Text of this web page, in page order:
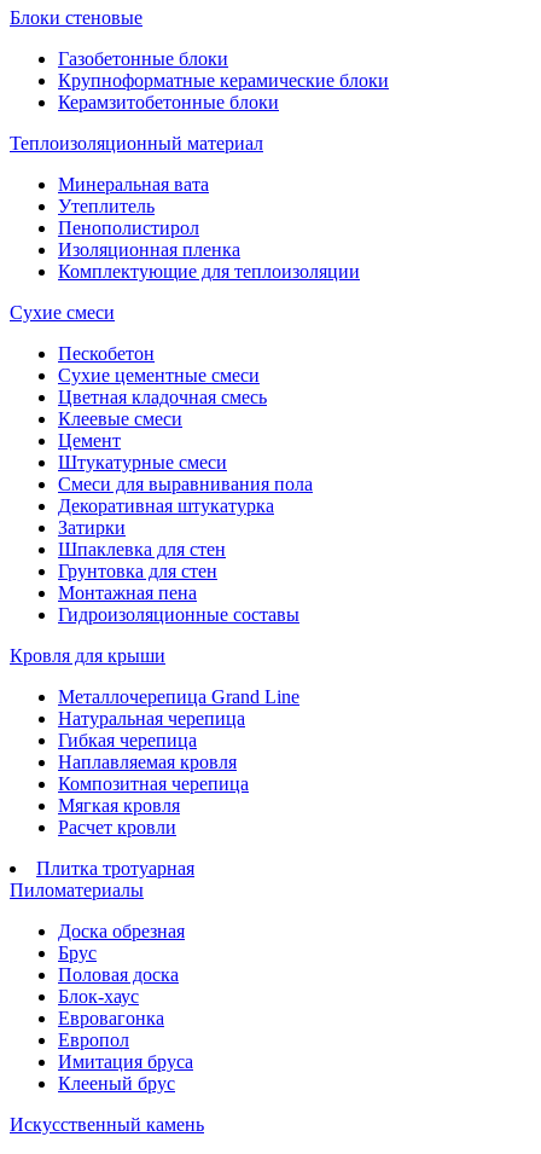
Блоки стеновые
Газобетонные блоки
Крупноформатные керамические блоки
Керамзитобетонные блоки
Теплоизоляционный материал
Минеральная вата
Утеплитель
Пенополистирол
Изоляционная пленка
Комплектующие для теплоизоляции
Сухие смеси
Пескобетон
Сухие цементные смеси
Цветная кладочная смесь
Клеевые смеси
Цемент
Штукатурные смеси
Смеси для выравнивания пола
Декоративная штукатурка
Затирки
Шпаклевка для стен
Грунтовка для стен
Монтажная пена
Гидроизоляционные составы
Кровля для крыши
Металлочерепица Grand Line
Натуральная черепица
Гибкая черепица
Наплавляемая кровля
Композитная черепица
Мягкая кровля
Расчет кровли
Плитка тротуарная
Пиломатериалы
Доска обрезная
Брус
Половая доска
Блок-хаус
Евровагонка
Европол
Имитация бруса
Клееный брус
Искусственный камень